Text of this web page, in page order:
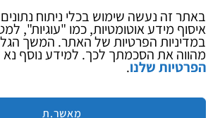
באתר זה נעשה שימוש בכלי ניתוח נתונים
איסוף מידע אוטומטיות, כמו "עוגיות",
במדיניות הפרטיות של האתר. המשך
מהווה את הסכמתך לכך. למידע נוסף נא
הפרטיות שלנו.
מאשר.ת
בלוג
ספקי כח
ציוד אופטי
מותגים